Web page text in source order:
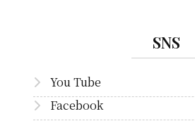
SNS
You Tube
Facebook